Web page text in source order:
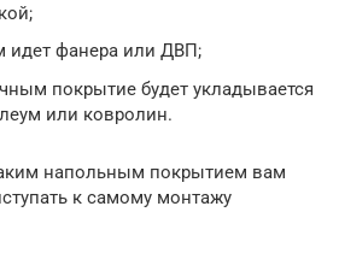
идет фанера или ДВП;
покрытие будет укладывается
или ковролин.
напольным покрытием вам
к самому монтажу